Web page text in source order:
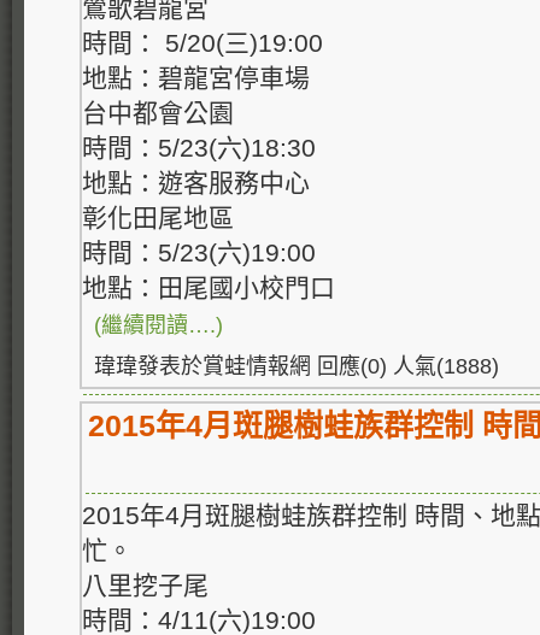
鶯歌碧龍宮
時間： 5/20(三)19:00
地點：碧龍宮停車場
台中都會公園
時間：5/23(六)18:30
地點：遊客服務中心
彰化田尾地區
時間：5/23(六)19:00
地點：田尾國小校門口
(繼續閱讀….)
瑋瑋發表於賞蛙情報網 回應(0) 人氣(1888)
2015年4月斑腿樹蛙族群控制 時
2015年4月斑腿樹蛙族群控制 時間、地
忙。
八里挖子尾
時間：4/11(六)19:00